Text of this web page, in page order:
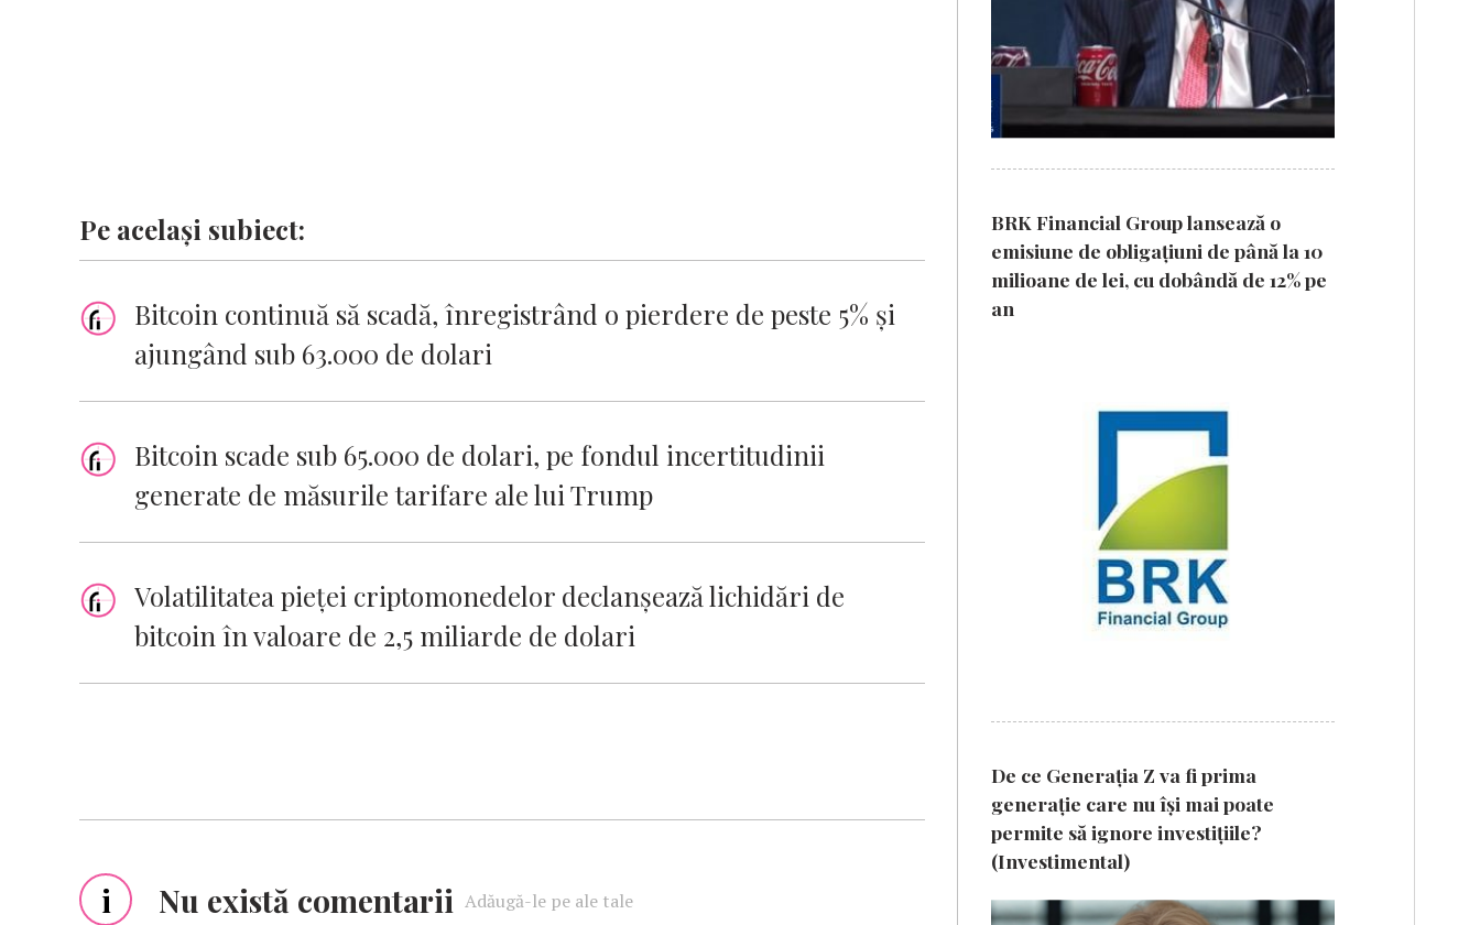
Pe același subiect:
Bitcoin continuă să scadă, înregistrând o pierdere de peste 5% și
ajungând sub 63.000 de dolari
Bitcoin scade sub 65.000 de dolari, pe fondul incertitudinii
generate de măsurile tarifare ale lui Trump
Volatilitatea pieței criptomonedelor declanșează lichidări de
bitcoin în valoare de 2,5 miliarde de dolari
i Nu există comentarii Adăugă-le pe ale tale
BRK Financial Group lansează o
emisiune de obligațiuni de până la 10
milioane de lei, cu dobândă de 12% pe
an
De ce Generația Z va fi prima
generație care nu își mai poate
permite să ignore investițiile?
(Investimental)